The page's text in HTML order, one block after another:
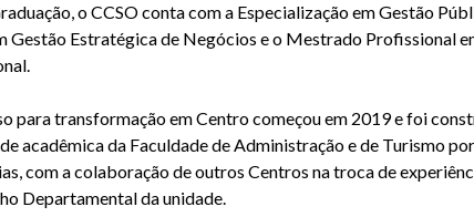
o CCSO conta com a Especialização em Gestão
Gestão Estratégica de Negócios e o Mestrado Profissional
para transformação em Centro começou em 2019 e foi
acadêmica da Faculdade de Administração e de Turismo
com a colaboração de outros Centros na troca de
Departamental da unidade.